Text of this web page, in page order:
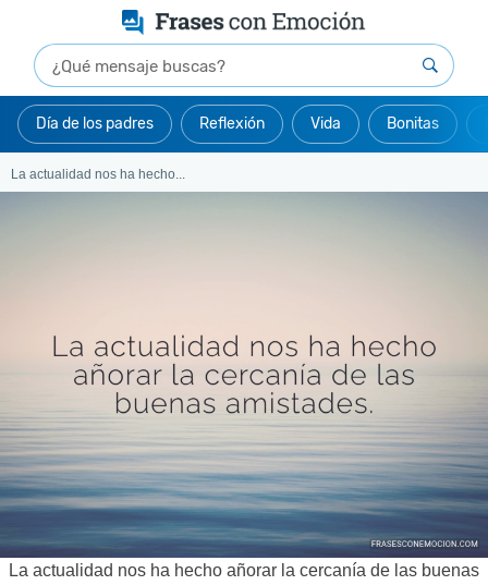
Día de los padres Reflexión Vida Bonitas
La actualidad nos ha hecho...
La actualidad nos ha hecho añorar la cercanía de las buenas